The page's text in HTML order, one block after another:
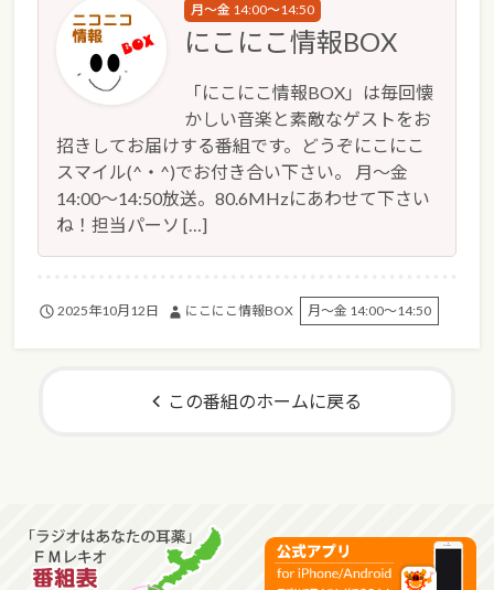
月～金 14:00～14:50
にこにこ情報BOX
「にこにこ情報BOX」は毎回懐
かしい音楽と素敵なゲストをお
招きしてお届けする番組です。どうぞにこにこ
スマイル(^・^)でお付き合い下さい。 月～金
14:00～14:50放送。80.6MHzにあわせて下さい
ね！担当パーソ […]
2025年10月12日 にこにこ情報BOX 月～金 14:00～14:50
この番組のホームに戻る